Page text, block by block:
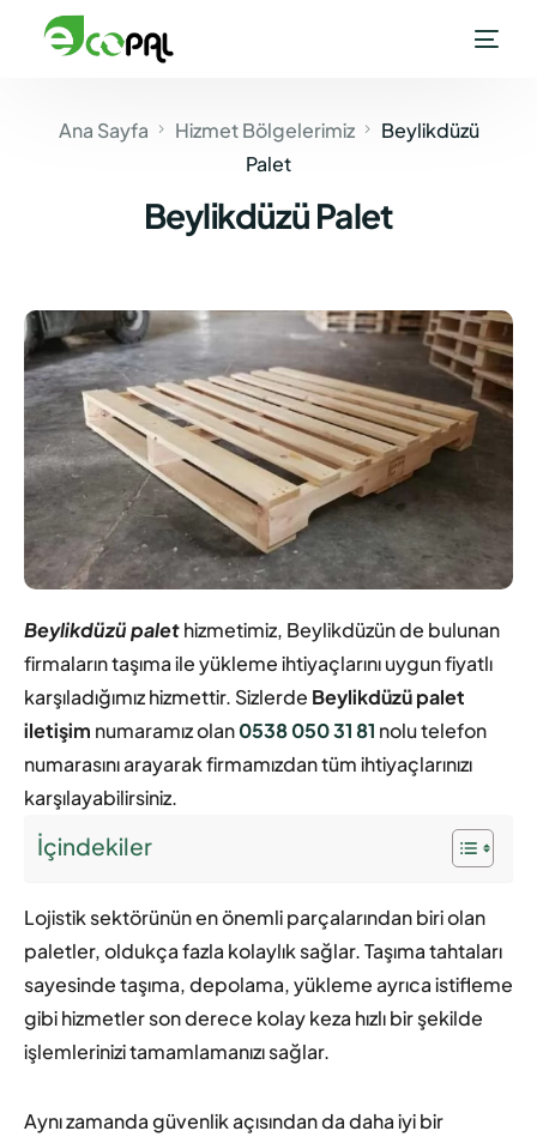
Ana Sayfa Hizmet Bölgelerimiz
Beylikdüzü
Palet
Beylikdüzü Palet
Beylikdüzü palethizmetimiz, Beylikdüzün de bulunan
firmaların taşıma ile yükleme ihtiyaçlarını uygun fiyatlı
karşıladığımız hizmettir. Sizlerde Beylikdüzü palet
iletişim numaramız olan0538 050 31 81 nolu telefon
numarasını arayarak firmamızdan tüm ihtiyaçlarınızı
karşılayabilirsiniz.
İçindekiler
Lojistik sektörünün en önemli parçalarından biri olan
paletler, oldukça fazla kolaylık sağlar. Taşıma tahtaları
sayesinde taşıma, depolama, yükleme ayrıca istifleme
gibi hizmetler son derece kolay keza hızlı bir şekilde
işlemlerinizi tamamlamanızı sağlar.
Aynı zamanda güvenlik açısından da daha iyi bir